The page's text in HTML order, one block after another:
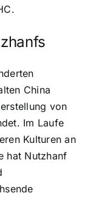
China
von
Im Laufe
Kulturen an
hat Nutzhanf